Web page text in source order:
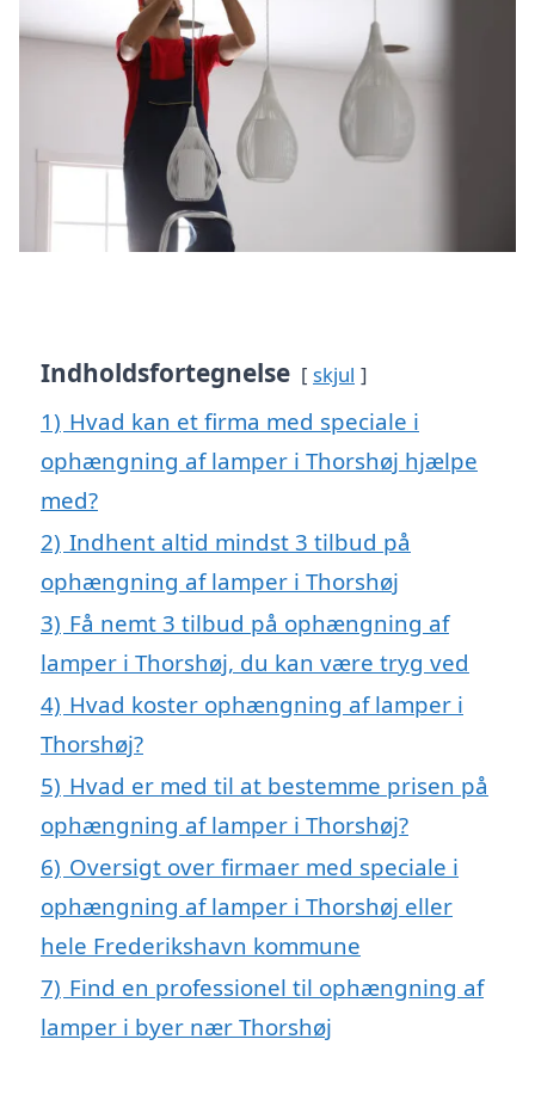
Indholdsfortegnelse skjul
1) Hvad kan et firma med speciale i
ophængning af lamper i Thorshøj hjælpe
med?
2) Indhent altid mindst 3 tilbud på
ophængning af lamper i Thorshøj
3) Få nemt 3 tilbud på ophængning af
lamper i Thorshøj, du kan være tryg ved
4) Hvad koster ophængning af lamper i
Thorshøj?
5) Hvad er med til at bestemme prisen på
ophængning af lamper i Thorshøj?
6) Oversigt over firmaer med speciale i
ophængning af lamper i Thorshøj eller
hele Frederikshavn kommune
7) Find en professionel til ophængning af
lamper i byer nær Thorshøj